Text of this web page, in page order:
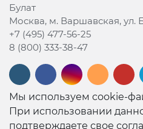
Булат
Москва, м. Варшавская, ул.
+7 (495) 477-56-25
8 (800) 333-38-47
Мы используем cookie-
При использовании
подтверждаете свое